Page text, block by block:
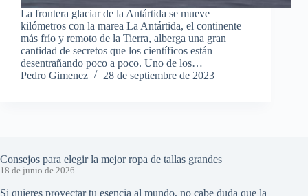
La frontera glaciar de la Antártida se mueve
kilómetros con la marea La Antártida, el continente
más frío y remoto de la Tierra, alberga una gran
cantidad de secretos que los científicos están
desentrañando poco a poco. Uno de los…
Pedro Gimenez
28 de septiembre de 2023
Consejos para elegir la mejor ropa de tallas grandes
18 de junio de 2026
Si quieres proyectar tu esencia al mundo, no cabe duda que la